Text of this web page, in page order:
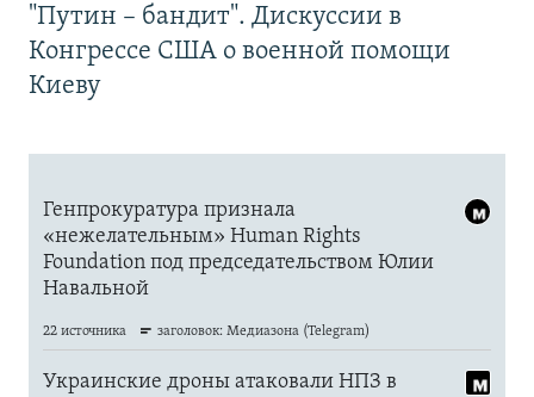
"Путин – бандит". Дискуссии в
Конгрессе США о военной помощи
Киеву